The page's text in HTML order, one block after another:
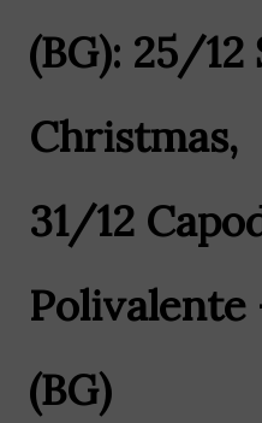
(BG): 25/12
Christmas,
31/12
(BG)